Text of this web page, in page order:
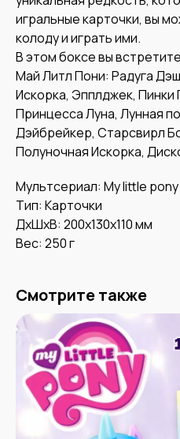
игральные карточки, вы
колоду и играть ими.
В этом боксе вы
Май Литл Пони: Радуга
Искорка, Эпплджек,
Принцесса Луна, Лунная
Дэйбрейкер, Старсвирл
Полуночная Искорка,
Мультсериал: My little pony
Тип: Карточки
ДxШxВ: 200x130x110 мм
Вес: 250 г
Смотрите также